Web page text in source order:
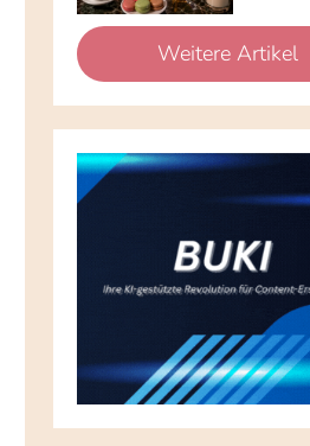
Weitere Artikel